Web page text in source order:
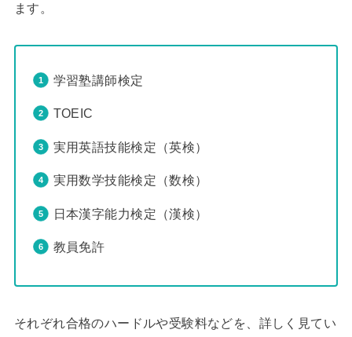
ます。
学習塾講師検定
TOEIC
実用英語技能検定（英検）
実用数学技能検定（数検）
日本漢字能力検定（漢検）
教員免許
それぞれ合格のハードルや受験料などを、詳しく見てい